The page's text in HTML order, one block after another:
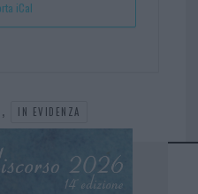
iCal
, IN EVIDENZA